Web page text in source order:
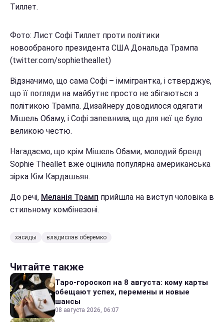
Тиллет.
Фото: Лист Софі Тиллет проти політики
новообраного президента США Дональда Трампа
(twitter.com/sophietheallet)
Відзначимо, що сама Софі – іммігрантка, і стверджує,
що її погляди на майбутнє просто не збігаються з
політикою Трампа. Дизайнеру доводилося одягати
Мішель Обаму, і Софі запевнила, що для неї це було
великою честю.
Нагадаємо, що крім Мішель Обами, молодий бренд
Sophie Theallet вже оцінила популярна американська
зірка Кім Кардашьян.
До речі, Меланія Трамп прийшла на виступ чоловіка в
стильному комбінезоні.
хасиды владислав оберемко
Читайте также
Таро-гороскоп на 8 августа: кому карты
обещают успех, перемены и новые
шансы
08 августа 2026, 06:07